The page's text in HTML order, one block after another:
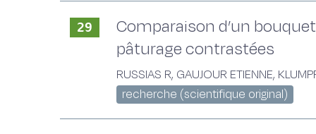
29
Comparaison d’un
pâturage contrastées
RUSSIAS R, GAUJOUR ETIENNE,
recherche (scientifique original)